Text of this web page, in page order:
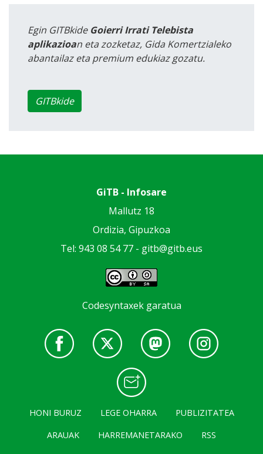
Egin GITBkide Goierri Irrati Telebista
aplikazioan eta zozketaz, Gida Komertzialeko
abantailaz eta premium edukiaz gozatu.
GITBkide
GiTB - Infosare
Mallutz 18
Ordizia, Gipuzkoa
Tel: 943 08 54 77 - gitb@gitb.eus
Codesyntaxek garatua
HONI BURUZ LEGE OHARRA
PUBLIZITATEA
ARAUAK
HARREMANETARAKO RSS